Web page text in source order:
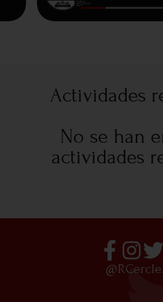
Actividades
No se han
actividades